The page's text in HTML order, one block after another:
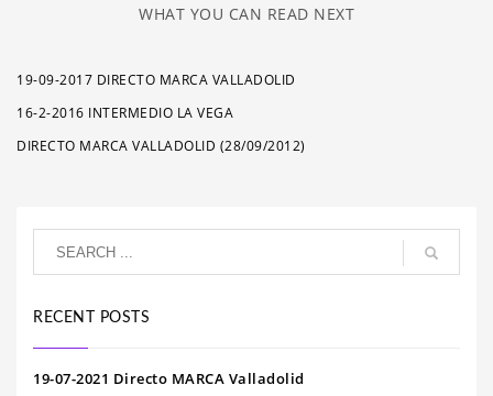
WHAT YOU CAN READ NEXT
19-09-2017 DIRECTO MARCA VALLADOLID
16-2-2016 INTERMEDIO LA VEGA
DIRECTO MARCA VALLADOLID (28/09/2012)
RECENT POSTS
19-07-2021 Directo MARCA Valladolid